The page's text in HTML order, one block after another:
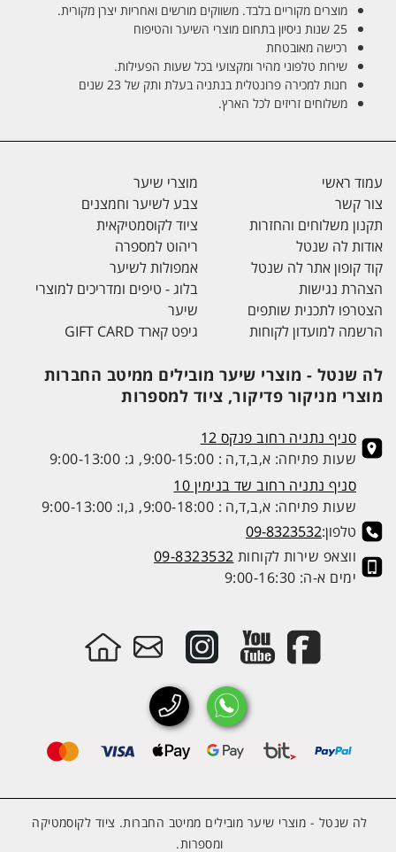
מוצרים מקוריים בלבד. משווקים מורשים ואחריות יצרן מקורית.
25 שנות ניסיון בתחום מוצרי השיער והטיפוח
רכישה מאובטחת
שירות טלפוני מהיר ומקצועי בכל שעות הפעילות.
חנות למכירה פרונטלית בנתניה בעלת ותק של 23 שנים
משלוחים זריזים לכל הארץ.
עמוד ראשי
צור קשר
תקנון משלוחים והחזרות
אודות לה שנטל
קוד קופון אתר לה שנטל
הצהרת נגישות
הצטרפו לתכנית שותפים
הרשמה למועדון לקוחות
מוצרי שיער
צבע לשיער וחמצנים
ציוד לקוסמטיקאית
ריהוט למספרה
אמפולות לשיער
בלוג - טיפים ומדריכים למוצרי
שיער
גיפט קארד GIFT CARD
לה שנטל - מוצרי שיער מובילים ממיטב החברות
מוצרי מניקור פדיקור, ציוד למספרות
סניף נתניה רחוב פנקס 12
שעות פתיחה: א,ב,ד,ה : 9:00-15:00, ג: 9:00-13:00
סניף נתניה רחוב שד בנימין 10
שעות פתיחה: א,ב,ד,ה : 9:00-18:00, ג,ו: 9:00-13:00
טלפון:09-8323532
ווצאפ שירות לקוחות 09-8323532
ימים א-ה: 9:00-16:30
לה שנטל - מוצרי שיער מובילים ממיטב החברות. ציוד לקוסמטיקה
ומספרות.